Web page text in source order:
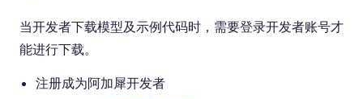
当开发者下载模型及示例代码时，需要登录开发者账号才
能进行下载。
注册成为阿加犀开发者